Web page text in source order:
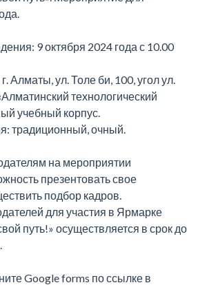
9 октября 2024 года с 10.00
Алматы, ул. Толе би, 100, угол ул.
технологический
учебный корпус.
традиционный, очный.
на мероприятии
презентовать свое
подбор кадров.
для участия в Ярмарке
путь!» осуществляется в срок до
Google forms по ссылке в